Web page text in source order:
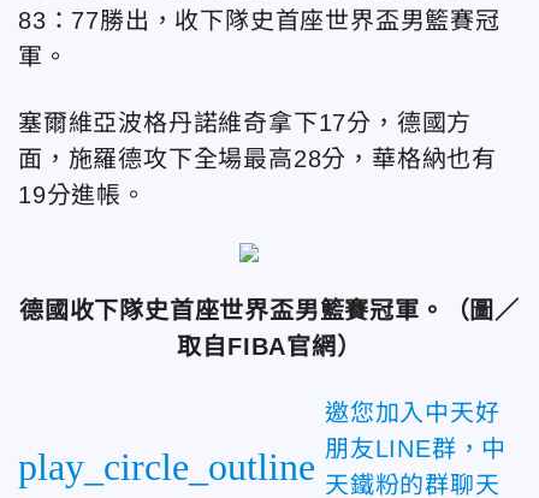
83：77勝出，收下隊史首座世界盃男籃賽冠
軍。
塞爾維亞波格丹諾維奇拿下17分，德國方
面，施羅德攻下全場最高28分，華格納也有
19分進帳。
德國收下隊史首座世界盃男籃賽冠軍。（圖／
取自FIBA官網）
play_circle_outline
邀您加入中天好
朋友LINE群，中
天鐵粉的群聊天